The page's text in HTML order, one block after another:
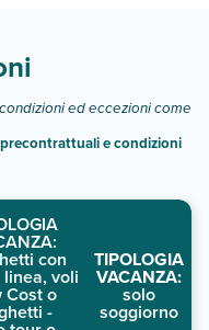
ed eccezioni come
e condizioni
con
voli
Cost o
-
TIPOLOGIA
VACANZA:
solo
soggiorno